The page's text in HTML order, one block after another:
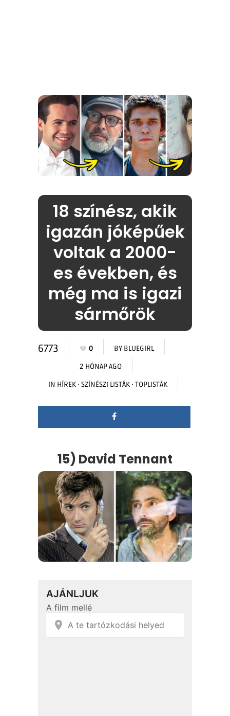
18 színész, akik
igazán jóképűek
voltak a 2000-
es években, és
még ma is igazi
sármőrök
6773 0 BY BLUEGIRL
2 HÓNAP AGO
IN HÍREK · SZÍNÉSZI LISTÁK · TOPLISTÁK
15) David Tennant